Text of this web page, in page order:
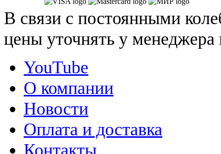
В связи с постоянными
цены уточнять у
YouTube
О компании
Новости
Оплата и доставка
Контакты